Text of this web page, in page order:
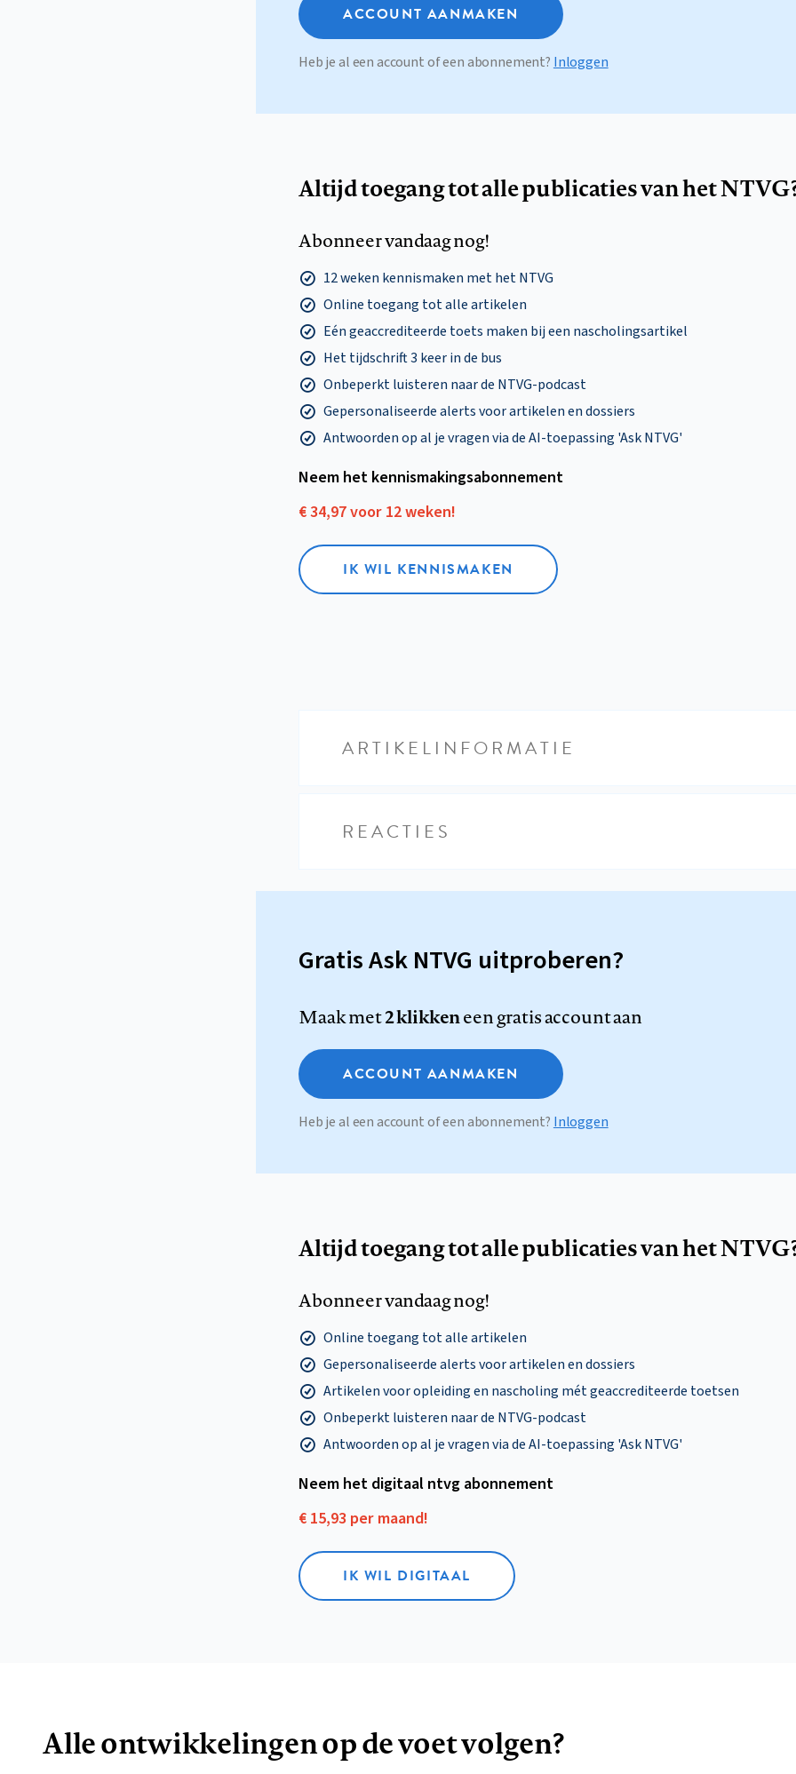
ACCOUNT AANMAKEN
Heb je al een account of een abonnement? Inloggen
Altijd toegang tot alle publicaties van het
Abonneer vandaag nog!
12 weken kennismaken met het NTVG
Online toegang tot alle artikelen
Eén geaccrediteerde toets maken bij een nascholingsartikel
Het tijdschrift 3 keer in de bus
Onbeperkt luisteren naar de NTVG-podcast
Gepersonaliseerde alerts voor artikelen en dossiers
Antwoorden op al je vragen via de AI-toepassing 'Ask NTVG'
Neem het kennismakings­abonnement
€ 34,97 voor 12 weken!
IK WIL KENNISMAKEN
ARTIKELINFORMATIE
REACTIES
Gratis Ask NTVG uitproberen?
Maak met2 klikkeneen gratis account aan
ACCOUNT AANMAKEN
Heb je al een account of een abonnement? Inloggen
Altijd toegang tot alle publicaties van het
Abonneer vandaag nog!
Online toegang tot alle artikelen
Gepersonaliseerde alerts voor artikelen en dossiers
Artikelen voor opleiding en nascholing mét geaccrediteerde toetsen
Onbeperkt luisteren naar de NTVG-podcast
Antwoorden op al je vragen via de AI-toepassing 'Ask NTVG'
Neem het digitaal ntvg abonnement
€ 15,93 per maand!
IK WIL DIGITAAL
Alle ontwikkelingen op de voet volgen?